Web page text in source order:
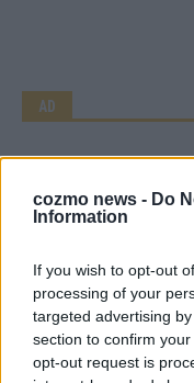
cozmo news - Do
Information
If you wish to opt-out
processing of your
targeted advertising
section to confirm
opt-out request is
AD
Über